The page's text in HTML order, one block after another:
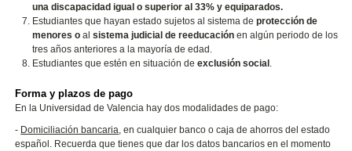
una discapacidad igual o superior al 33% y equiparados.
Estudiantes que hayan estado sujetos al sistema deprotección de
menores o alsistema judicial de reeducaciónen algún periodo de los
tres años anteriores a la mayoría de edad.
Estudiantes que estén en situación deexclusión social .
Forma y plazos de pago
En la Universidad de Valencia hay dos modalidades de pago:
- Domiciliación bancaria, en cualquier banco o caja de ahorros del estado
español. Recuerda que tienes que dar los datos bancarios en el momento